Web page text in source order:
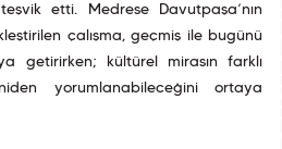
etti. Medrese Davutpaşa’nın
çalışma, geçmiş ile bugünü
getirirken; kültürel mirasın farklı
yorumlanabileceğini ortaya